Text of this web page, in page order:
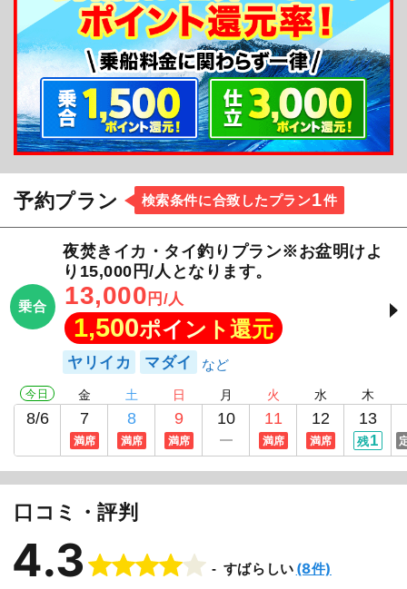
予約プラン 検索条件に合致したプラン1件
乗合
夜焚きイカ・タイ釣りプラン※お盆明けよ
り15,000円/人となります。
13,000 円/人
1,500ポイント還元
ヤリイカ マダイ
今日
8/6
金
7
満席
土
8
満席
日
9
満席
月
10
火
11
満席
水
12
満席
木
13
残1
口コミ・評判
4.3 すばらしい (8件)